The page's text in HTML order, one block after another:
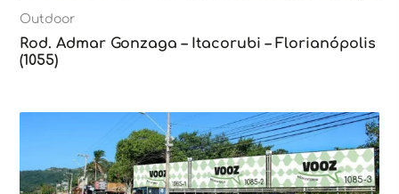
Outdoor
Rod. Admar Gonzaga – Itacorubi – Florianópolis
(1055)